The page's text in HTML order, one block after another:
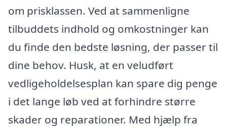
om prisklassen. Ved at sammenligne
tilbuddets indhold og omkostninger kan
du finde den bedste løsning, der passer til
dine behov. Husk, at en veludført
vedligeholdelsesplan kan spare dig penge
i det lange løb ved at forhindre større
skader og reparationer. Med hjælp fra